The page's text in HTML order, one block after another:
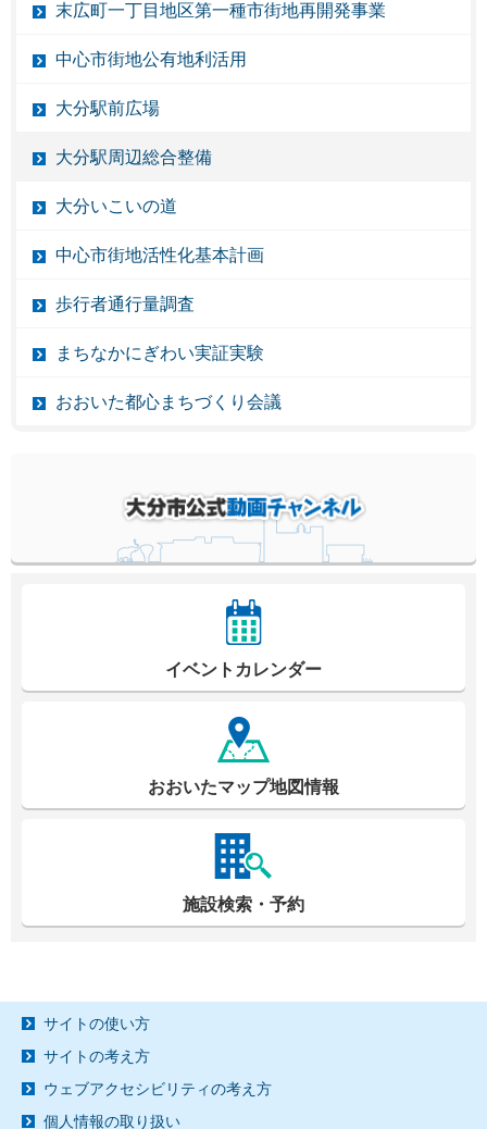
末広町一丁目地区第一種市街地再開発事業
中心市街地公有地利活用
大分駅前広場
大分駅周辺総合整備
大分いこいの道
中心市街地活性化基本計画
歩行者通行量調査
まちなかにぎわい実証実験
おおいた都心まちづくり会議
イベントカレンダー
おおいたマップ地図情報
施設検索・予約
サイトの使い方
サイトの考え方
ウェブアクセシビリティの考え方
個人情報の取り扱い